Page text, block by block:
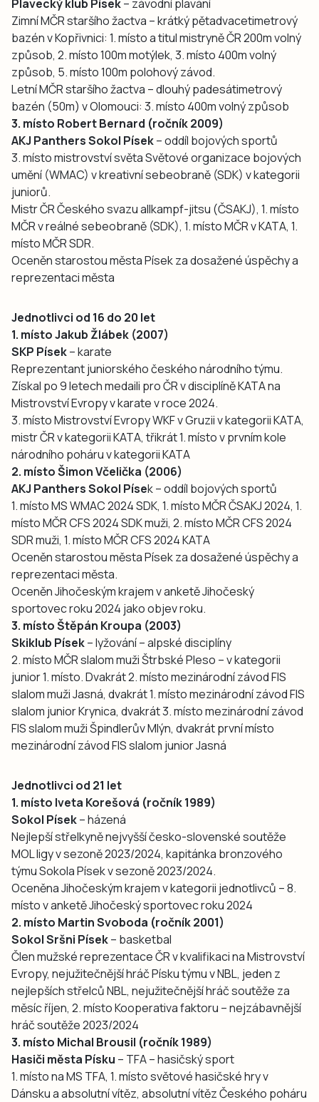
Plavecký klub Písek– závodní plavání
Zimní MČR staršího žactva – krátký pětadvacetimetrový
bazén v Kopřivnici: 1. místo a titul mistryně ČR 200m volný
způsob, 2. místo 100m motýlek, 3. místo 400m volný
způsob, 5. místo 100m polohový závod.
Letní MČR staršího žactva – dlouhý padesátimetrový
bazén (50m) v Olomouci: 3. místo 400m volný způsob
3. místo Robert Bernard (ročník 2009)
AKJ Panthers Sokol Písek– oddíl bojových sportů
3. místo mistrovství světa Světové organizace bojových
umění (WMAC) v kreativní sebeobraně (SDK) v kategorii
juniorů.
Mistr ČR Českého svazu allkampf-jitsu (ČSAKJ), 1. místo
MČR v reálné sebeobraně (SDK), 1. místo MČR v KATA, 1.
místo MČR SDR.
Oceněn starostou města Písek za dosažené úspěchy a
reprezentaci města
Jednotlivci od 16 do 20 let
1. místo Jakub Žlábek (2007)
SKP Písek– karate
Reprezentant juniorského českého národního týmu.
Získal po 9 letech medaili pro ČR v disciplíně KATA na
Mistrovství Evropy v karate v roce 2024.
3. místo Mistrovství Evropy WKF v Gruzii v kategorii KATA,
mistr ČR v kategorii KATA, třikrát 1. místo v prvním kole
národního poháru v kategorii KATA
2. místo Šimon Včelička (2006)
AKJ Panthers Sokol Písek – oddíl bojových sportů
1. místo MS WMAC 2024 SDK, 1. místo MČR ČSAKJ 2024, 1.
místo MČR CFS 2024 SDK muži, 2. místo MČR CFS 2024
SDR muži, 1. místo MČR CFS 2024 KATA
Oceněn starostou města Písek za dosažené úspěchy a
reprezentaci města.
Oceněn Jihočeským krajem v anketě Jihočeský
sportovec roku 2024 jako objev roku.
3. místo Štěpán Kroupa (2003)
Skiklub Písek– lyžování – alpské disciplíny
2. místo MČR slalom muži Štrbské Pleso – v kategorii
junior 1. místo. Dvakrát 2. místo mezinárodní závod FIS
slalom muži Jasná, dvakrát 1. místo mezinárodní závod FIS
slalom junior Krynica, dvakrát 3. místo mezinárodní závod
FIS slalom muži Špindlerův Mlýn, dvakrát první místo
mezinárodní závod FIS slalom junior Jasná
Jednotlivci od 21 let
1. místo Iveta Korešová (ročník 1989)
Sokol Písek– házená
Nejlepší střelkyně nejvyšší česko-slovenské soutěže
MOL ligy v sezoně 2023/2024, kapitánka bronzového
týmu Sokola Písek v sezoně 2023/2024.
Oceněna Jihočeským krajem v kategorii jednotlivců – 8.
místo v anketě Jihočeský sportovec roku 2024
2. místo Martin Svoboda (ročník 2001)
Sokol Sršni Písek– basketbal
Člen mužské reprezentace ČR v kvalifikaci na Mistrovství
Evropy, nejužitečnější hráč Písku týmu v NBL, jeden z
nejlepších střelců NBL, nejužitečnější hráč soutěže za
měsíc říjen, 2. místo Kooperativa faktoru – nejzábavnější
hráč soutěže 2023/2024
3. místo Michal Brousil (ročník 1989)
Hasiči města Písku – TFA – hasičský sport
1. místo na MS TFA, 1. místo světové hasičské hry v
Dánsku a absolutní vítěz, absolutní vítěz Českého poháru